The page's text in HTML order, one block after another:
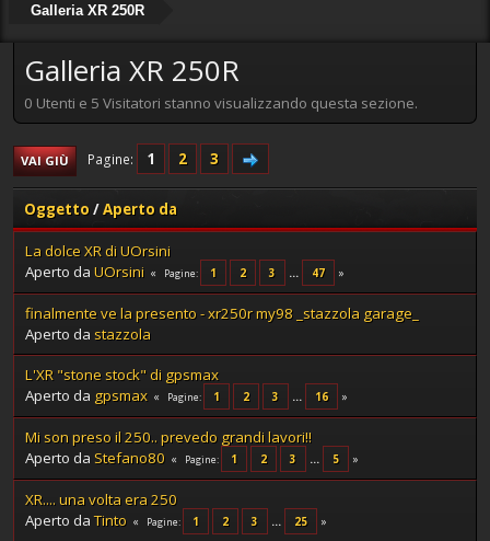
Galleria XR 250R
Galleria XR 250R
0 Utenti e 5 Visitatori stanno visualizzando questa sezione.
VAI GIÙ Pagine 1 2 3
Oggetto/Aperto da
La dolce XR di UOrsini
Aperto da UOrsini Pagine 1 2 3 ... 47
finalmente ve la presento - xr250r my98 _stazzola garage_
Aperto da stazzola
L'XR "stone stock" di gpsmax
Aperto da gpsmax Pagine 1 2 3 ... 16
Mi son preso il 250.. prevedo grandi lavori!!
Aperto da Stefano80 Pagine 1 2 3 ... 5
XR.... una volta era 250
Aperto daTinto Pagine 1 2 3 ... 25